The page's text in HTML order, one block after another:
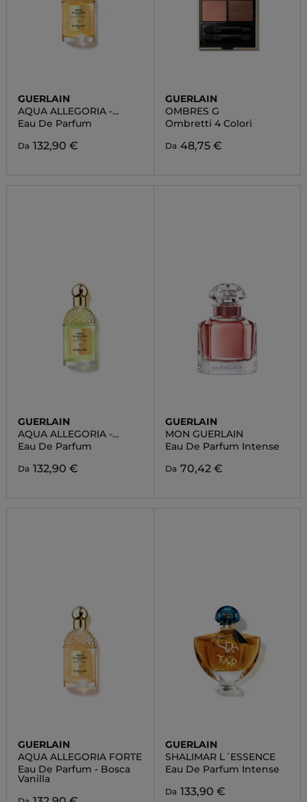
GUERLAIN
AQUA ALLEGORIA -
MANDARINE BASILIC
FORTE
Eau De Parfum
Da 132,90 €
GUERLAIN
OMBRES G
Ombretti 4 Colori
Da 48,75 €
GUERLAIN
AQUA ALLEGORIA -
NEROLIA VETIVER FORTE
Eau De Parfum
Da 132,90 €
GUERLAIN
MON GUERLAIN
Eau De Parfum Intense
Da 70,42 €
GUERLAIN
AQUA ALLEGORIA FORTE
Eau De Parfum - Bosca
Vanilla
GUERLAIN
SHALIMAR L´ESSENCE
Eau De Parfum Intense
Da 133,90 €